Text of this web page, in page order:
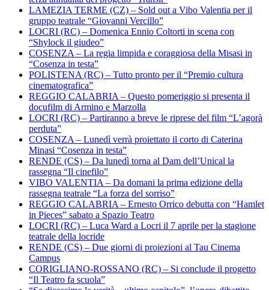
LAMEZIA TERME (CZ) – Sold out a Vibo Valentia per il
gruppo teatrale “Giovanni Vercillo”
LOCRI (RC) – Domenica Ennio Coltorti in scena con
“Shylock il giudeo”
COSENZA – La regia limpida e coraggiosa della Misasi in
“Cosenza in testa”
POLISTENA (RC) – Tutto pronto per il “Premio cultura
cinematografica”
REGGIO CALABRIA – Questo pomeriggio si presenta il
docufilm di Armino e Marzolla
LOCRI (RC) – Partiranno a breve le riprese del film “L’agorà
perduta”
COSENZA – Lunedì verrà proiettato il corto di Caterina
Minasi “Cosenza in testa”
RENDE (CS) – Da lunedì torna al Dam dell’Unical la
rassegna “Il cinefilo”
VIBO VALENTIA – Da domani la prima edizione della
rassegna teatrale “La forza del sorriso”
REGGIO CALABRIA – Ernesto Orrico debutta con “Hamlet
in Pieces” sabato a Spazio Teatro
LOCRI (RC) – Luca Ward a Locri il 7 aprile per la stagione
teatrale della locride
RENDE (CS) – Due giorni di proiezioni al Tau Cinema
Campus
CORIGLIANO-ROSSANO (RC) – Si conclude il progetto
“Il Teatro fa scuola”